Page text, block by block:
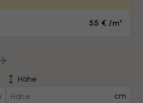
55 € /m²
Höhe
cm